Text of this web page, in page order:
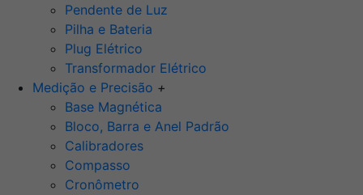
Pendente de Luz
Pilha e Bateria
Plug Elétrico
Transformador Elétrico
Medição e Precisão +
Base Magnética
Bloco, Barra e Anel Padrão
Calibradores
Compasso
Cronômetro